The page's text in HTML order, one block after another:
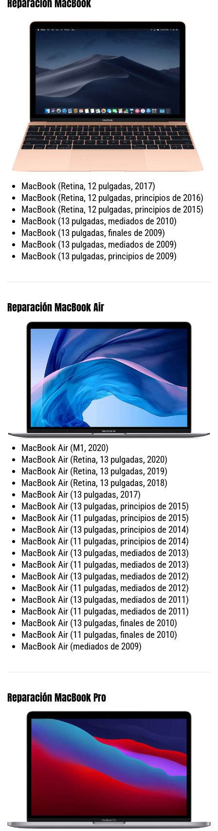
Reparación MacBook
MacBook (Retina, 12 pulgadas, 2017)
MacBook (Retina, 12 pulgadas, principios de 2016)
MacBook (Retina, 12 pulgadas, principios de 2015)
MacBook (13 pulgadas, mediados de 2010)
MacBook (13 pulgadas, finales de 2009)
MacBook (13 pulgadas, mediados de 2009)
MacBook (13 pulgadas, principios de 2009)
Reparación MacBook Air
MacBook Air (M1, 2020)
MacBook Air (Retina, 13 pulgadas, 2020)
MacBook Air (Retina, 13 pulgadas, 2019)
MacBook Air (Retina, 13 pulgadas, 2018)
MacBook Air (13 pulgadas, 2017)
MacBook Air (13 pulgadas, principios de 2015)
MacBook Air (11 pulgadas, principios de 2015)
MacBook Air (13 pulgadas, principios de 2014)
MacBook Air (11 pulgadas, principios de 2014)
MacBook Air (13 pulgadas, mediados de 2013)
MacBook Air (11 pulgadas, mediados de 2013)
MacBook Air (13 pulgadas, mediados de 2012)
MacBook Air (11 pulgadas, mediados de 2012)
MacBook Air (13 pulgadas, mediados de 2011)
MacBook Air (11 pulgadas, mediados de 2011)
MacBook Air (13 pulgadas, finales de 2010)
MacBook Air (11 pulgadas, finales de 2010)
MacBook Air (mediados de 2009)
Reparación MacBook Pro